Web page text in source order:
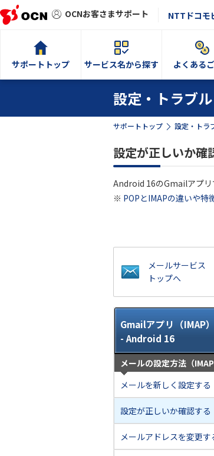
OCNお客さまサポート NTTドコモ
サポートトップ サービス名から探す よくある
設定・トラブル
サポートトップ 設定・トラ
設定が正しいか
Android 16のGmailアプリ
※ POPとIMAPの違いや特
メールサービス
トップへ
Gmailアプリ（IMAP）
- Android 16
メールの設定方法（IMAP
メールを新しく設定する
設定が正しいか確認する
メールアドレスを変更す